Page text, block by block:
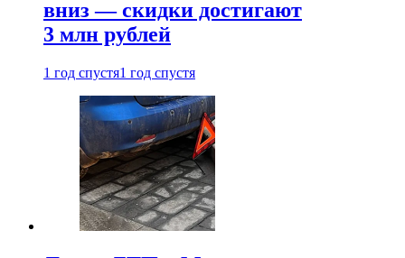
вниз — скидки достигают
3 млн рублей
1 год спустя1 год спустя